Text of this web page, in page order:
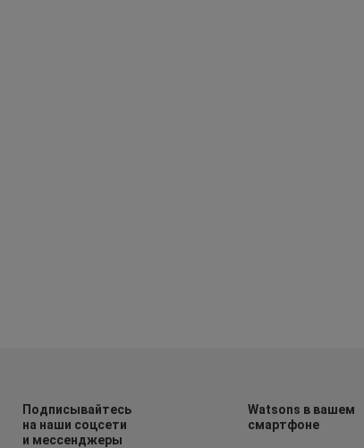
Подписывайтесь
на наши соцсети
и мессенджеры
Watsons в вашем
смартфоне